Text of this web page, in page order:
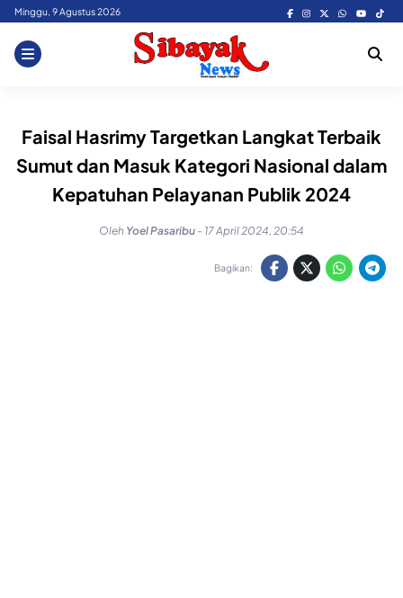
Skip
content
Minggu, 9 Agustus 2026
Faisal Hasrimy Targetkan Langkat Terbaik
Sumut dan Masuk Kategori Nasional dalam
Kepatuhan Pelayanan Publik 2024
Oleh Yoel Pasaribu - 17 April 2024, 20:54
Bagikan: